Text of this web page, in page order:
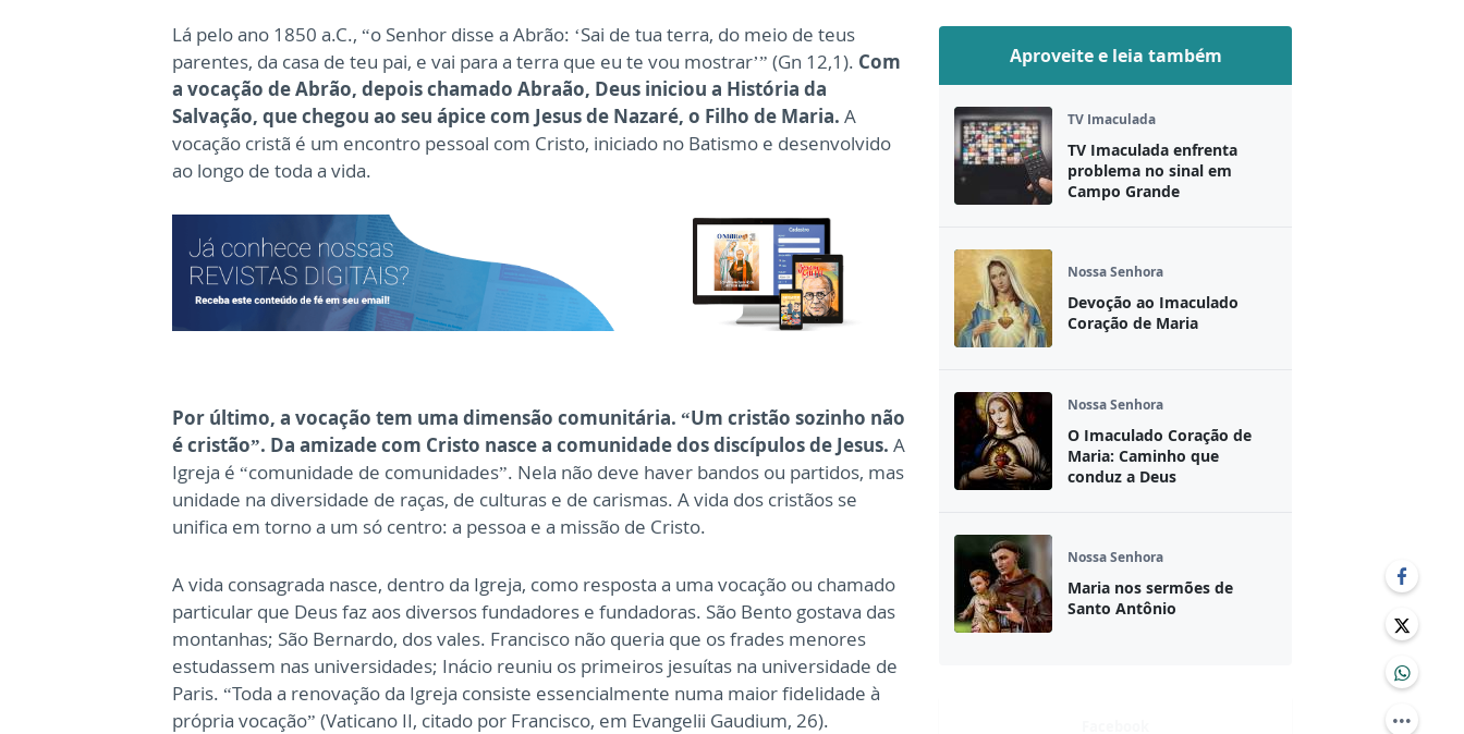
Lá pelo ano 1850 a.C., “o Senhor disse a Abrão: ‘Sai de tua terra, do meio de teus
parentes, da casa de teu pai, e vai para a terra que eu te vou mostrar’” (Gn 12,1). Com
a vocação de Abrão, depois chamado Abraão, Deus iniciou a História da
Salvação, que chegou ao seu ápice com Jesus de Nazaré, o Filho de Maria. A
vocação cristã é um encontro pessoal com Cristo, iniciado no Batismo e desenvolvido
ao longo de toda a vida.
Por último, a vocação tem uma dimensão comunitária. “Um cristão sozinho não
é cristão”. Da amizade com Cristo nasce a comunidade dos discípulos de Jesus. A
Igreja é “comunidade de comunidades”. Nela não deve haver bandos ou partidos, mas
unidade na diversidade de raças, de culturas e de carismas. A vida dos cristãos se
unifica em torno a um só centro: a pessoa e a missão de Cristo.
A vida consagrada nasce, dentro da Igreja, como resposta a uma vocação ou chamado
particular que Deus faz aos diversos fundadores e fundadoras. São Bento gostava das
montanhas; São Bernardo, dos vales. Francisco não queria que os frades menores
estudassem nas universidades; Inácio reuniu os primeiros jesuítas na universidade de
Paris. “Toda a renovação da Igreja consiste essencialmente numa maior fidelidade à
própria vocação” (Vaticano II, citado por Francisco, em Evangelii Gaudium, 26).
Aproveite e leia também
TV Imaculada
TV Imaculada enfrenta
problema no sinal em
Campo Grande
Nossa Senhora
Devoção ao Imaculado
Coração de Maria
Nossa Senhora
O Imaculado Coração de
Maria: Caminho que
conduz a Deus
Nossa Senhora
Maria nos sermões de
Santo Antônio